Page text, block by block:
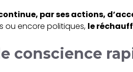
par ses actions,
ou encore politiques, le
conscience